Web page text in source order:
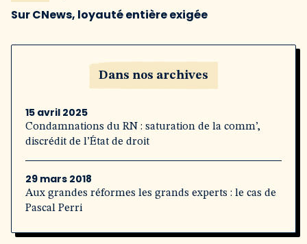
Sur CNews, loyauté entière exigée
Dans nos archives
15 avril 2025
Condamnations du RN : saturation de la comm’,
discrédit de l’État de droit
29 mars 2018
Aux grandes réformes les grands experts : le cas de
Pascal Perri